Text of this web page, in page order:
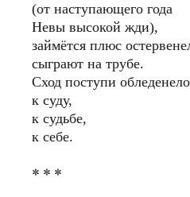
(от наступающего года
Невы высокой жди),
займëтся плюс
сыграют на трубе.
Сход поступи
к суду,
к судьбе,
к себе.
* * *